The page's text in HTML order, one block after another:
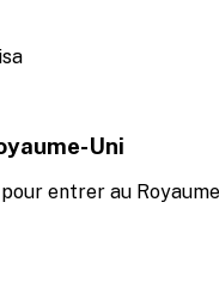
Uni
entrer au